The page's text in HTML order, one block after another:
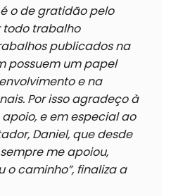
o de gratidão pelo
trabalho
publicados na
possuem um papel
e na
Por isso agradeço à
apoio, e em especial ao
Daniel, que desde
me apoiou,
o caminho”, finaliza a